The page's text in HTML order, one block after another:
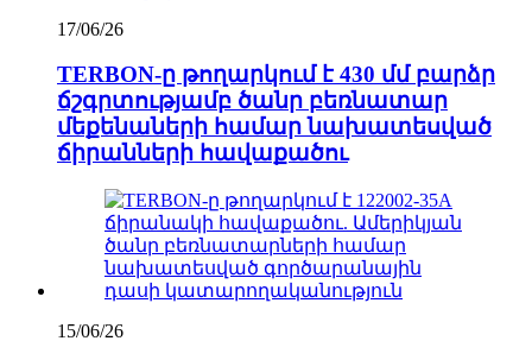
17/06/26
TERBON-ը թողարկում է 430 մմ բարձր
ճշգրտությամբ ծանր բեռնատար
մեքենաների համար նախատեսված
ճիրանների հավաքածու
15/06/26